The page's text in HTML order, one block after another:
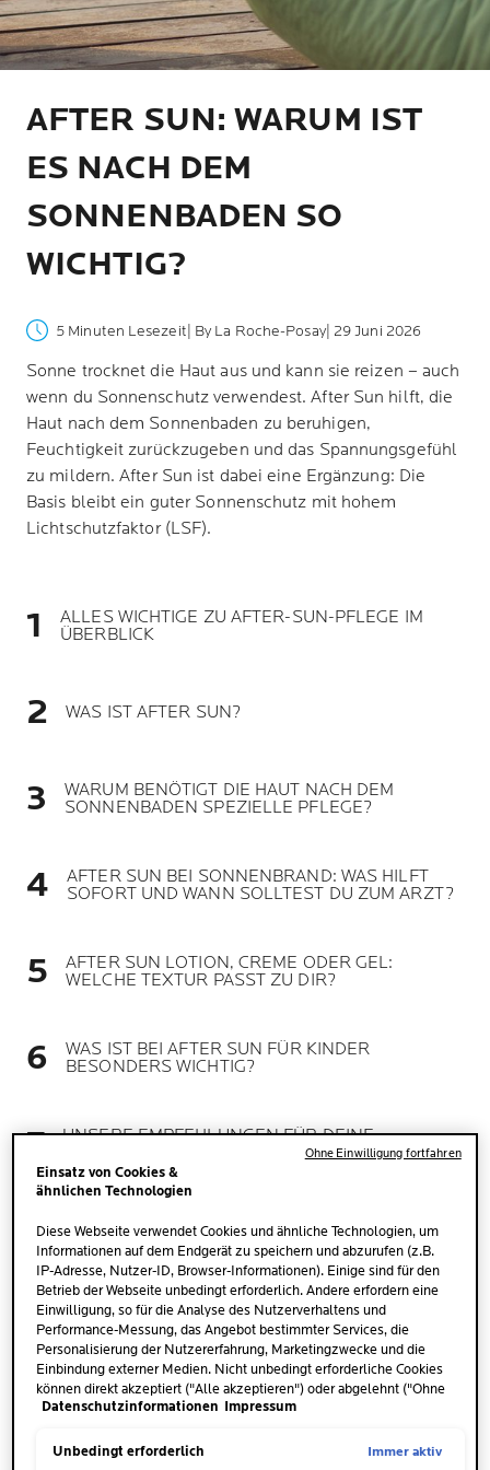
AFTER SUN: WARUM IST
ES NACH DEM
SONNENBADEN SO
WICHTIG?
5 Minuten Lesezeit | By La Roche-Posay| 29 Juni 2026
Sonne trocknet die Haut aus und kann sie reizen – auch
wenn du Sonnenschutz verwendest. After Sun hilft, die
Haut nach dem Sonnenbaden zu beruhigen,
Feuchtigkeit zurückzugeben und das Spannungsgefühl
zu mildern. After Sun ist dabei eine Ergänzung: Die
Basis bleibt ein guter Sonnenschutz mit hohem
Lichtschutzfaktor (LSF).
ALLES WICHTIGE ZU AFTER-SUN-PFLEGE IM
ÜBERBLICK
WAS IST AFTER SUN?
WARUM BENÖTIGT DIE HAUT NACH DEM
SONNENBADEN SPEZIELLE PFLEGE?
AFTER SUN BEI SONNENBRAND: WAS HILFT
SOFORT UND WANN SOLLTEST DU ZUM ARZT?
AFTER SUN LOTION, CREME ODER GEL:
WELCHE TEXTUR PASST ZU DIR?
WAS IST BEI AFTER SUN FÜR KINDER
BESONDERS WICHTIG?
UNSERE EMPFEHLUNGEN FÜR DEINE
SONNENPFLEGE MIT LA ROCHE POSAY
FAZIT: DARUM IST AFTER SUN SO WICHTIG FÜR
DEINE HAUT
ALLES WICHTIGE ZU AFTER-
SUN-PFLEGE IM ÜBERBLICK
Einsatz von Cookies &
ähnlichen Technologien
Diese Webseite verwendet Cookies und ähnliche Technologien, um
Informationen auf dem Endgerät zu speichern und abzurufen (z.B.
IP-Adresse, Nutzer-ID, Browser-Informationen). Einige sind für den
Betrieb der Webseite unbedingt erforderlich. Andere erfordern eine
Einwilligung, so für die Analyse des Nutzerverhaltens und
Performance-Messung, das Angebot bestimmter Services, die
Personalisierung der Nutzererfahrung, Marketingzwecke und die
Einbindung externer Medien. Nicht unbedingt erforderliche Cookies
können direkt akzeptiert ("Alle akzeptieren") oder abgelehnt ("Ohne
Einwilligung fortfahren") werden. Individuelle Anpassungen der
speichern"). Die Auswahl kann jederzeit unter dem Link "Cookie-
Datenschutzinformationen Impressum
Unbedingt erforderlich Immer aktiv
Ohne Einwilligung fortfahren